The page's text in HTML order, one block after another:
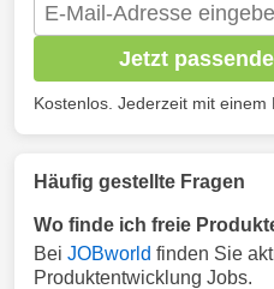
Jetzt
Kostenlos. Jederzeit mit einem
Häufig gestellte Fragen
Wo finde ich freie
Bei JOBworld finden Sie
Produktentwicklung Jobs.